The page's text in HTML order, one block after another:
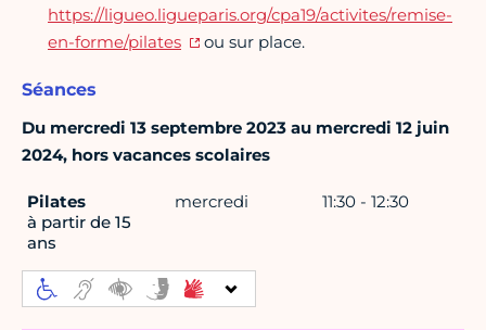
https://ligueo.ligueparis.org/cpa19/activites/remise-
en-forme/pilates
ou sur place.
Séances
Du mercredi 13 septembre 2023 au mercredi 12 juin
2024, hors vacances scolaires
Pilates
à partir de 15
ans
mercredi 11:30 - 12:30